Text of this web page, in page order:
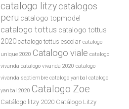
catalogo litzycatalogos
peru catalogo topmodel
catalogo tottus catalogo tottus
2020 catalogo tottus escolar catalogo
unique 2020 Catalogo viale catalogo
vivanda catalogo vivanda 2020 catalogo
vivanda septiembre catalogo yanbal catalogo
yanbal 2020 Catalogo Zoe
Catálogo litzy 2020 Catálogo Litzy